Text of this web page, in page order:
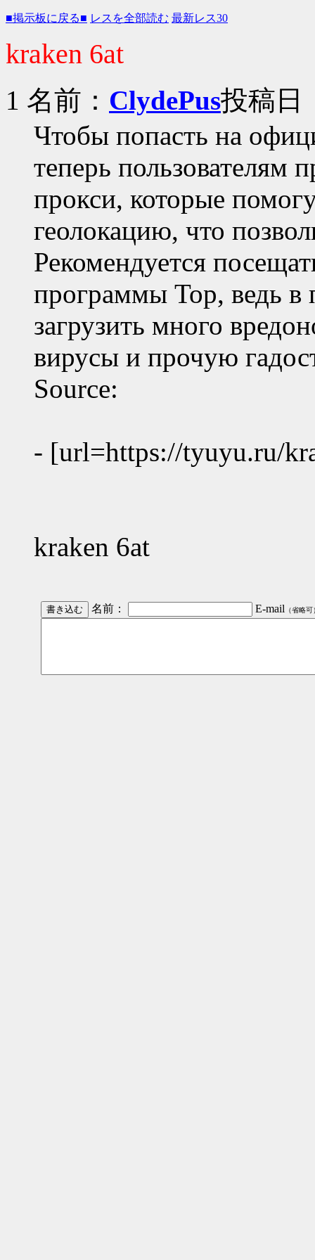
■掲示板に戻る■ レスを全部読む 最新レス30
kraken 6at
1 名前： ClydePus投稿日
Чтобы попасть на
теперь пользователям
прокси, которые
геолокацию, что
Рекомендуется
программы Тор, ведь в
загрузить много
вирусы и прочую
Source:
- [url=https://tyuyu.ru/
kraken 6at
名前： E-mail （省略可